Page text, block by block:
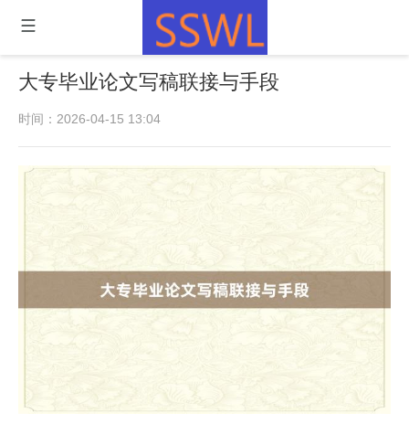
大专毕业论文写稿联接与手段
时间：2026-04-15 13:04